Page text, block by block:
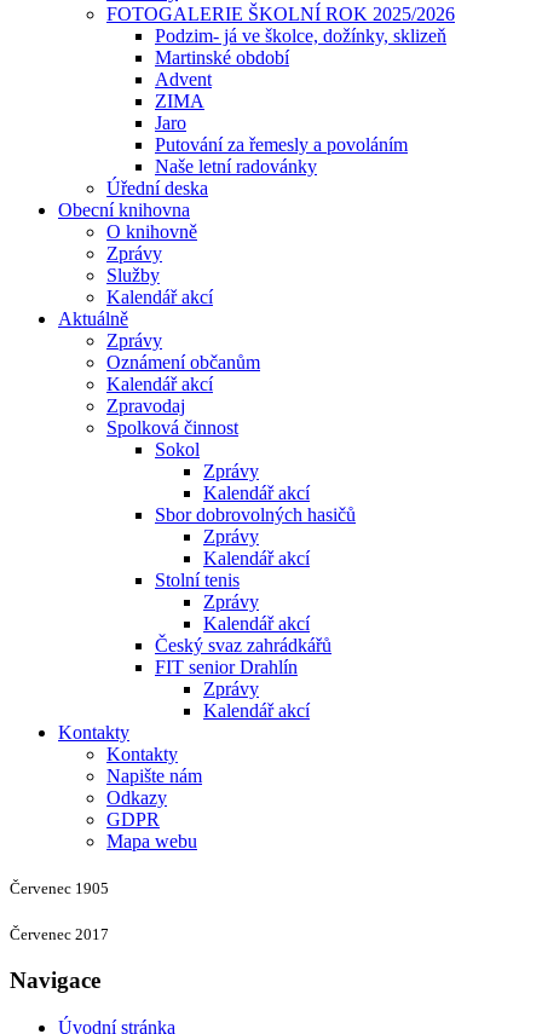
FOTOGALERIE ŠKOLNÍ ROK 2025/2026
Podzim- já ve školce, dožínky, sklizeň
Martinské období
Advent
ZIMA
Jaro
Putování za řemesly a povoláním
Naše letní radovánky
Úřední deska
Obecní knihovna
O knihovně
Zprávy
Služby
Kalendář akcí
Aktuálně
Zprávy
Oznámení občanům
Kalendář akcí
Zpravodaj
Spolková činnost
Sokol
Zprávy
Kalendář akcí
Sbor dobrovolných hasičů
Zprávy
Kalendář akcí
Stolní tenis
Zprávy
Kalendář akcí
Český svaz zahrádkářů
FIT senior Drahlín
Zprávy
Kalendář akcí
Kontakty
Kontakty
Napište nám
Odkazy
GDPR
Mapa webu
Červenec 1905
Červenec 2017
Navigace
Úvodní stránka